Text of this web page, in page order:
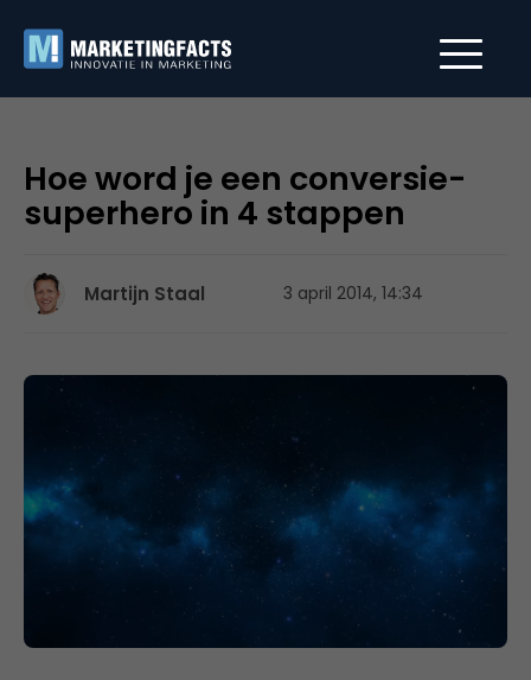
Hoe word je een conversie-
superhero in 4 stappen
Martijn Staal 3 april 2014, 14:34